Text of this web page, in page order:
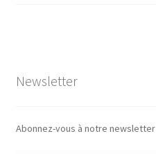
Newsletter
Abonnez-vous à notre newsletter